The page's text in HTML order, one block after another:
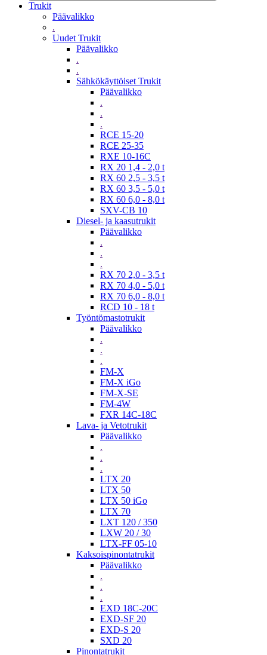
Trukit
Päävalikko
.
Uudet Trukit
Päävalikko
.
.
Sähkökäyttöiset Trukit
Päävalikko
.
.
.
RCE 15-20
RCE 25-35
RXE 10-16C
RX 20 1,4 - 2,0 t
RX 60 2,5 - 3,5 t
RX 60 3,5 - 5,0 t
RX 60 6,0 - 8,0 t
SXV-CB 10
Diesel- ja kaasutrukit
Päävalikko
.
.
.
RX 70 2,0 - 3,5 t
RX 70 4,0 - 5,0 t
RX 70 6,0 - 8,0 t
RCD 10 - 18 t
Työntömastotrukit
Päävalikko
.
.
.
FM-X
FM-X iGo
FM-X-SE
FM-4W
FXR 14C-18C
Lava- ja Vetotrukit
Päävalikko
.
.
.
LTX 20
LTX 50
LTX 50 iGo
LTX 70
LXT 120 / 350
LXW 20 / 30
LTX-FF 05-10
Kaksoispinontatrukit
Päävalikko
.
.
.
EXD 18C-20C
EXD-SF 20
EXD-S 20
SXD 20
Pinontatrukit